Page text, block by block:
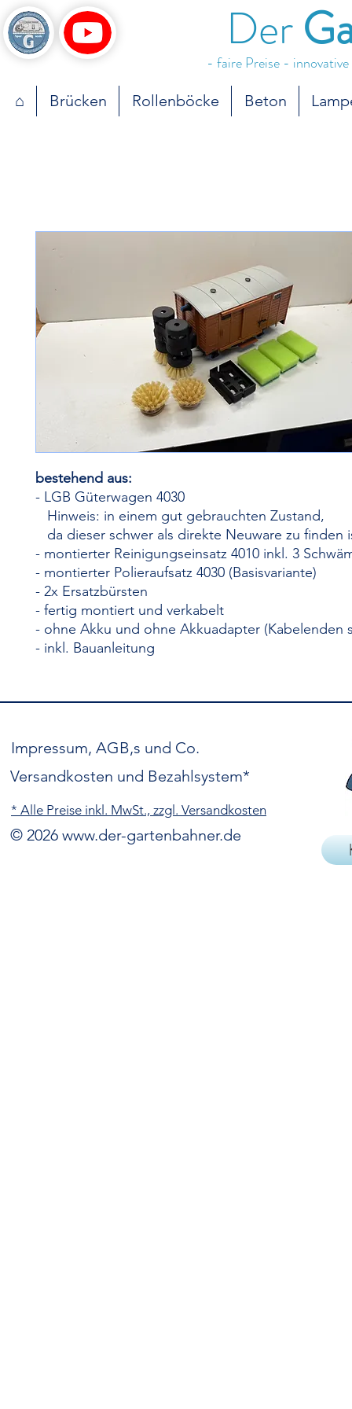
Der
- faire Preise -
⌂ Brücken Rollenböcke Beton
bestehend aus:
- LGB Güterwagen 4030
Hinweis: in einem gut gebrauchten Zustand,
da dieser schwer als direkte Neuware zu finden
- montierter Reinigungseinsatz 4010 inkl. 3
- montierter Polieraufsatz 4030 (Basisvariante)
- 2x Ersatzbürsten
- fertig montiert und verkabelt
- ohne Akku und ohne Akkuadapter (Kabelenden
- inkl. Bauanleitung
Impressum, AGB,s und Co.
Versandkosten und Bezahlsystem*
* Alle Preise inkl. MwSt., zzgl. Versandkosten
© 2026 www.der-gartenbahner.de